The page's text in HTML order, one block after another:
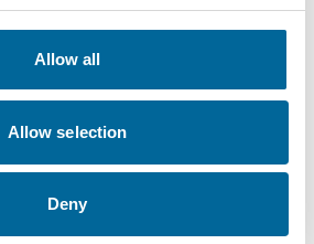
Allow all
Allow selection
Deny
750V - FQ (H07Z1-R) 450/750V
750V - FQ (H07Z1-R) 450/750V